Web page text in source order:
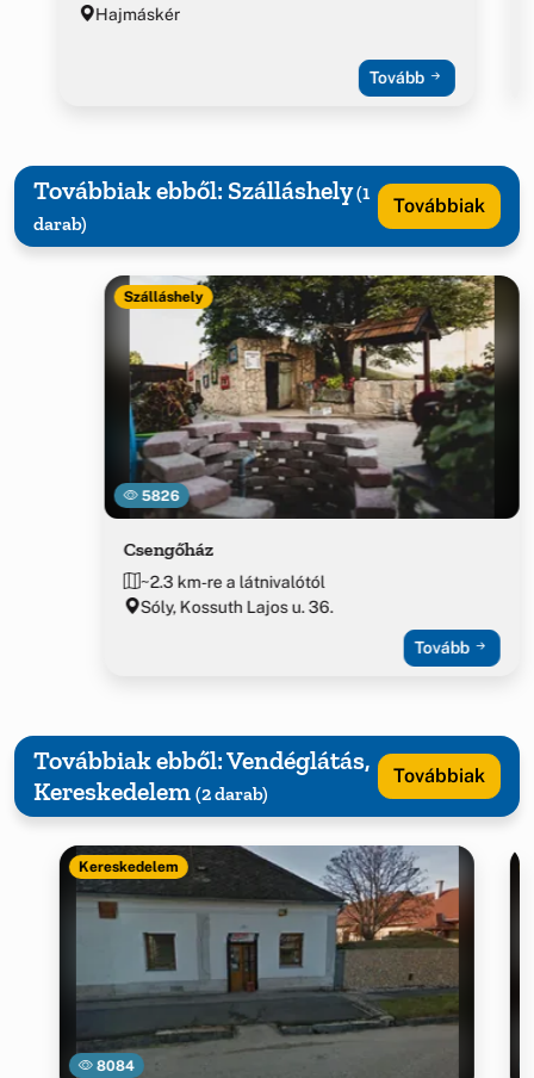
Hajmáskér
Tovább
Továbbiak ebből: Szálláshely(1
darab)
Továbbiak
5826
Szálláshely
Csengőház
~2.3 km-re a látnivalótól
Sóly, Kossuth Lajos u. 36.
Tovább
Továbbiak ebből: Vendéglátás,
Kereskedelem (2 darab)
Továbbiak
8084
Kereskedelem